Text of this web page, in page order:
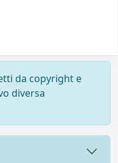
da copyright e
diversa